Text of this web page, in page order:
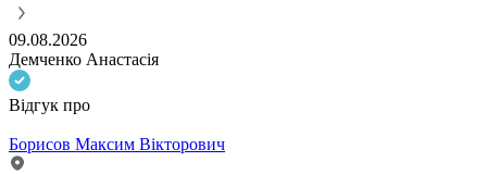
09.08.2026
Демченко Анастасія
Відгук про
Борисов Максим Вікторович